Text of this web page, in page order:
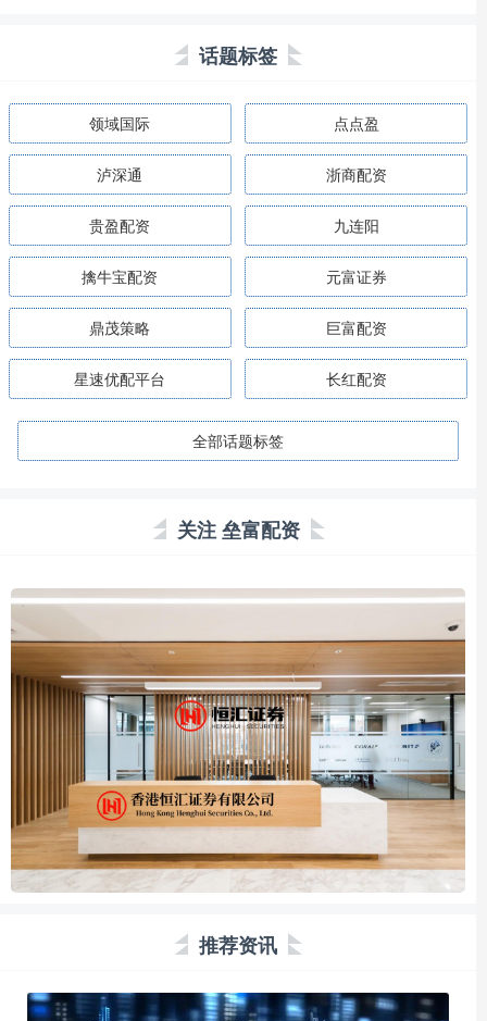
话题标签
领域国际 点点盈
泸深通 浙商配资
贵盈配资 九连阳
擒牛宝配资 元富证券
鼎茂策略 巨富配资
星速优配平台 长红配资
全部话题标签
关注 垒富配资
推荐资讯